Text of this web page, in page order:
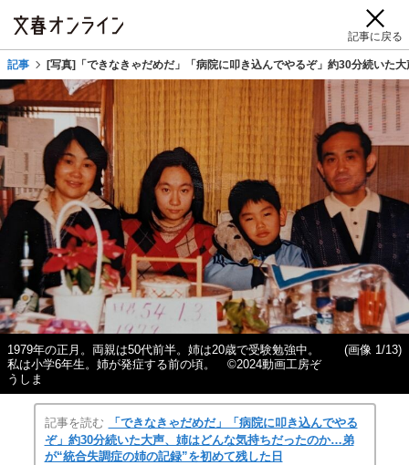
記事に戻る
記事 [写真]「できなきゃだめだ」「病院に叩き込んでやるぞ」約30分続いた
1979年の正月。両親は50代前半。姉は20歳で受験勉強中。
私は小学6年生。姉が発症する前の頃。 ©2024動画工房ぞ
うしま
(画像 1/13)
記事を読む
「できなきゃだめだ」「病院に叩き込んでやる
ぞ」約30分続いた大声、姉はどんな気持ちだったのか…弟
が“統合失調症の姉の記録”を初めて残した日